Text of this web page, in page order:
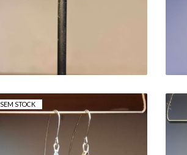
50,00 €
SEM STOCK
BRINCOS